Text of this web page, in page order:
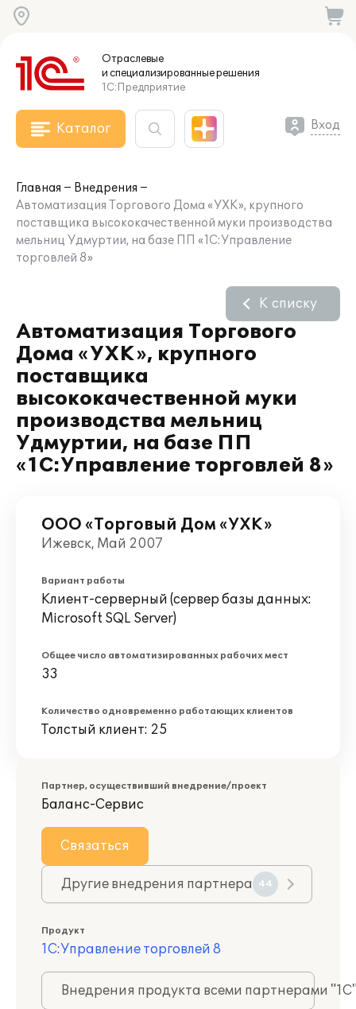
Отраслевые
и специализированныерешения
1С:Предприятие
Каталог Вход
Главная
Внедрения
Автоматизация Торгового Дома «УХК», крупного
поставщика высококачественной муки производства
мельниц Удмуртии, на базе ПП «1С:Управление
торговлей 8»
Автоматизация Торгового
Дома «УХК», крупного
поставщика
высококачественной муки
производства мельниц
Удмуртии, на базе ПП
«1С:Управление торговлей 8»
К списку
ООО «Торговый Дом «УХК»
Ижевск, Май 2007
Вариант работы
Клиент-серверный (сервер базы данных:
Microsoft SQL Server)
Общее число автоматизированных рабочих мест
33
Количество одновременно работающих клиентов
Толстый клиент: 25
Партнер, осуществивший внедрение/проект
Баланс-Сервис
Связаться
Другие внедрения партнера 44
Продукт
1С:Управление торговлей 8
Внедрения продукта всеми партнерами